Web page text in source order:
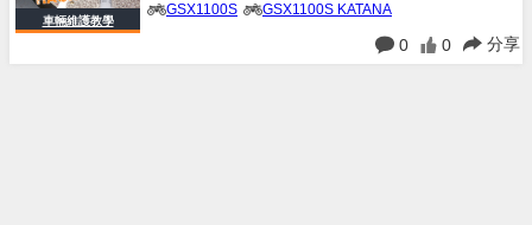
車輛維護教學
GSX1100S GSX1100S KATANA
0 0 分享